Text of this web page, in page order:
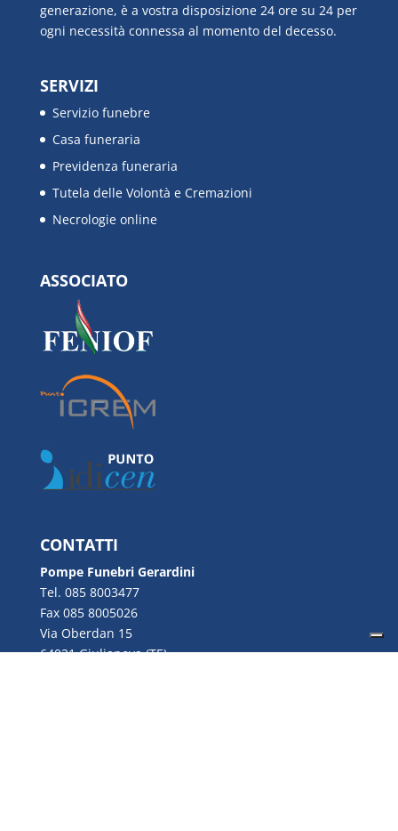
generazione, è a vostra disposizione 24 ore su 24 per
ogni necessità connessa al momento del decesso.
SERVIZI
Servizio funebre
Casa funeraria
Previdenza funeraria
Tutela delle Volontà e Cremazioni
Necrologie online
ASSOCIATO
CONTATTI
Pompe Funebri Gerardini
Tel. 085 8003477
Fax 085 8005026
Via Oberdan 15
64021 Giulianova (TE)